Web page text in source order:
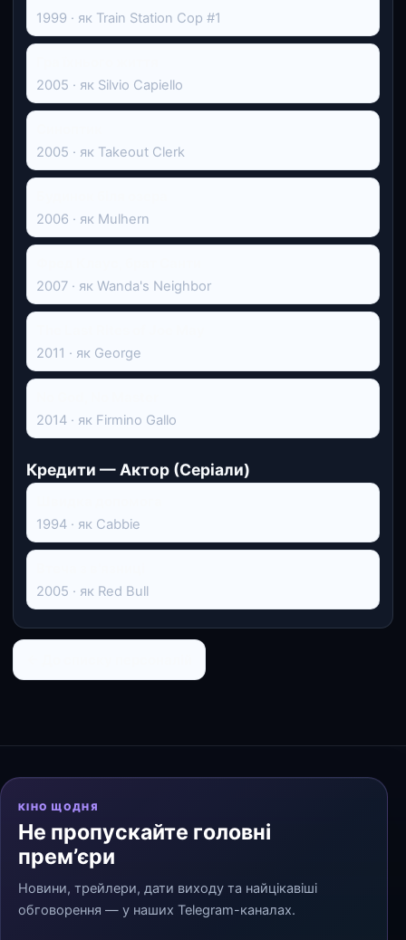
1999 · як Train Station Cop #1
2005 · як Silvio Capiello
2005 · як Takeout Clerk
2006 · як Mulhern
2007 · як Wanda's Neighbor
2011 · як George
2014 · як Firmino Gallo
Кредити — Актор (Серіали)
1994 · як Cabbie
2005 · як Red Bull
КІНО ЩОДНЯ
Не пропускайте головні
прем’єри
Новини, трейлери, дати виходу та найцікавіші
обговорення — у наших Telegram-каналах.